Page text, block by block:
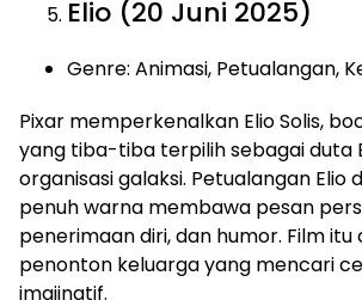
Elio (20 Juni 2025)
Genre: Animasi, Petualangan,
Pixar memperkenalkan Elio Solis,
yang tiba-tiba terpilih sebagai duta
organisasi galaksi. Petualangan Elio
penuh warna membawa pesan
penerimaan diri, dan humor. Film
penonton keluarga yang mencari
imajinatif.